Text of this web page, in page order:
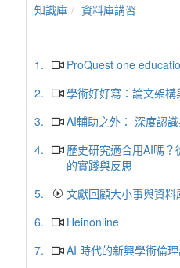
知識庫 資料庫講習
1.
ProQuest one
2.
學術好好寫：論文架
3.
AI輔助之外： 深度認
4.
歷史研究適合用AI嗎
的實踐與反思
5.
文獻回顧大小事與資料
6.
Heinonline
7.
AI 時代的新興學術倫